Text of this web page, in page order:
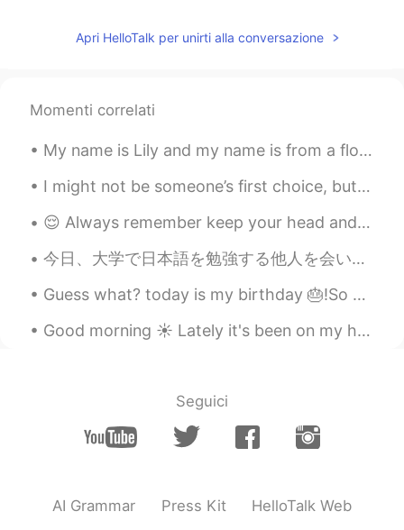
Apri HelloTalk per unirti alla conversazione
Momenti correlati
My name is Lily and my name is from a flower! I love flowers so when I walk around, I like to sto...
I might not be someone’s first choice, but I am a great choice. I may not be rich, but I am valua...
😌 Always remember keep your head and your standards high,✨ 顺便说一句，今天我遇到了很多好人，他们都很好很友好，我很高兴见到他们😄 ...
今日、大学で日本語を勉強する他人を会いました。彼もちょっと日本語を話して読められていません。 でも、6年間後に独学で私の日本語もまた上手ではないと思う。 今日も川に沿っていい散歩しました。写真...
Guess what? today is my birthday 🎂!So excited to be off eating and grabbing drinks soon. Wish eve...
Good morning ☀️ Lately it's been on my heart to find new passions and to be rejuvenated by things...
Seguici
AI Grammar Press Kit HelloTalk Web